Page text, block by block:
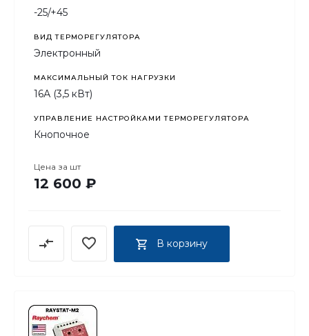
-25/+45
ВИД ТЕРМОРЕГУЛЯТОРА
Электронный
МАКСИМАЛЬНЫЙ ТОК НАГРУЗКИ
16А (3,5 кВт)
УПРАВЛЕНИЕ НАСТРОЙКАМИ ТЕРМОРЕГУЛЯТОРА
Кнопочное
Цена за шт
12 600 ₽
В корзину